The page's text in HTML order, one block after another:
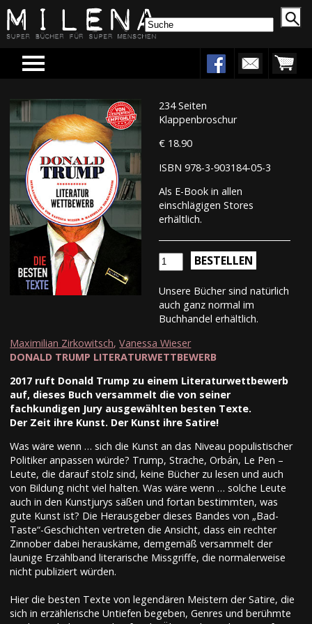
Menu
234 Seiten
Klappenbroschur
€ 18.90
ISBN 978-3-903184-05-3
Als E-Book in allen
einschlägigen Stores
erhältlich.
BESTELLEN
Unsere Bücher sind natürlich
auch ganz normal im
Buchhandel erhältlich.
Maximilian Zirkowitsch,Vanessa Wieser
DONALD TRUMP LITERATURWETTBEWERB
2017 ruft Donald Trump zu einem Literaturwettbewerb
auf, dieses Buch versammelt die von seiner
fachkundigen Jury ausgewählten besten Texte.
Der Zeit ihre Kunst. Der Kunst ihre Satire!
Was wäre wenn … sich die Kunst an das Niveau populistischer
Politiker anpassen würde? Trump, Strache, Orbán, Le Pen –
Leute, die darauf stolz sind, keine Bücher zu lesen und auch
von Bildung nicht viel halten. Was wäre wenn … solche Leute
auch in den Kunstjurys säßen und fortan bestimmten, was
gute Kunst ist? Die Herausgeber dieses Bandes von „Bad-
Taste“-Geschichten vertreten die Ansicht, dass ein rechter
Zinnober dabei herauskäme, demgemäß versammelt der
launige Erzählband literarische Missgriffe, die normalerweise
nicht publiziert würden.
Hier die besten Texte von legendären Meistern der Satire, die
sich in erzählerische Untiefen begeben, Genres und berühmte